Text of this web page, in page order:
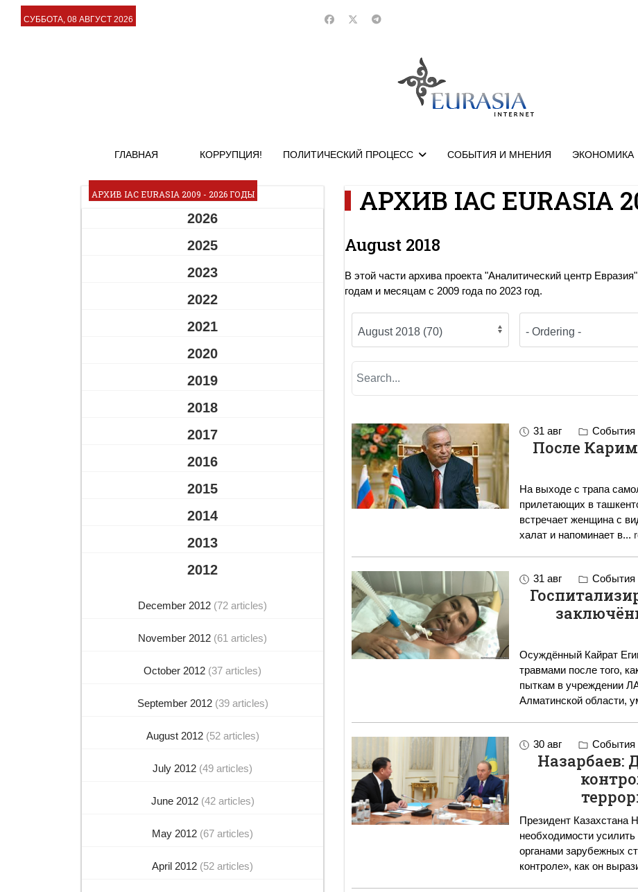
СУББОТА, 08 АВГУСТ 2026
ГЛАВНАЯ КОРРУПЦИЯ! ПОЛИТИЧЕСКИЙ ПРОЦЕСС СОБЫТИЯ И МНЕНИЯ ЭКОНОМИКА
АРХИВ IAC EURASIA 2009 - 2026 ГОДЫ
2026
2025
2023
2022
2021
2020
2019
2018
2017
2016
2015
2014
2013
2012
December 2012 (72 articles)
November 2012 (61 articles)
October 2012 (37 articles)
September 2012 (39 articles)
August 2012 (52 articles)
July 2012 (49 articles)
June 2012 (42 articles)
May 2012 (67 articles)
April 2012 (52 articles)
АРХИВ IAC EURASIA
August 2018
В этой части архива проекта "Аналитический центр
годам и месяцам с 2009 года по 2023 год.
31 авг События
После
На выходе с трапа
прилетающих в
встречает женщина с
халат и напоминает в...
31 авг События
Осуждённый Кайрат
травмами после того,
пыткам в учреждении
Алматинской области,
30 авг События
Назарбаев:
Президент Казахстана
необходимости
органами зарубежных
контроле», как он